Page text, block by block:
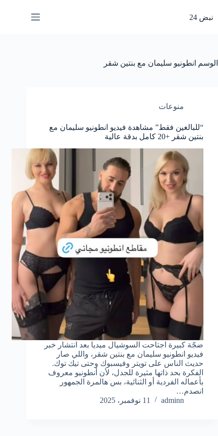
المحتوى
نبض 24
الوسم انطونيو سليمان مع بنتين شقر
منوعات
“للبالغين فقط” مشاهدة فيديو انطونيو سليمان مع
بنتين شقر +20 كامل بدقة عالية
ضجّة كبيرة اجتاحت السوشيال ميديا بعد انتشار خبر
فيديو انطونيو سليمان مع بنتين شقر، واللي صار
حديث الناس على تويتر وفيسبوك وحتى تيك توك.
الفكرة بحد ذاتها مثيرة للجدل، لأن أنطونيو معروف
بأعماله الفردية أو الثنائية، بس هالمرة الجمهور
انصدم…
adminn
11 نوفمبر، 2025